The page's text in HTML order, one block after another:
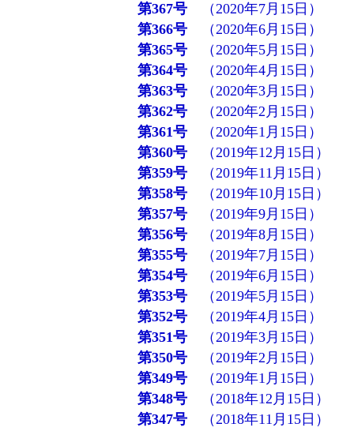
第367号 （2020年7月15日）
第366号 （2020年6月15日）
第365号 （2020年5月15日）
第364号 （2020年4月15日）
第363号 （2020年3月15日）
第362号 （2020年2月15日）
第361号 （2020年1月15日）
第360号 （2019年12月15日）
第359号 （2019年11月15日）
第358号 （2019年10月15日）
第357号 （2019年9月15日）
第356号 （2019年8月15日）
第355号 （2019年7月15日）
第354号 （2019年6月15日）
第353号 （2019年5月15日）
第352号 （2019年4月15日）
第351号 （2019年3月15日）
第350号 （2019年2月15日）
第349号 （2019年1月15日）
第348号 （2018年12月15日）
第347号 （2018年11月15日）